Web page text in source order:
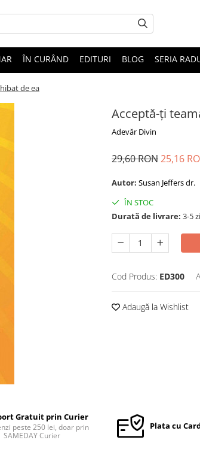
ÎN CURÂND EDITURI BLOG SERIA
de ea
Acceptă-ţi
Adevăr Divin
29,60 RON25,16
Autor: Susan Jeffers dr.
ÎN STOC
Durată de livrare: 3-5
Cod Produs: ED300
Adaugă la Wishlist
Gratuit prin Curier
peste 250 lei, doar prin
SAMEDAY Curier
Plata cu